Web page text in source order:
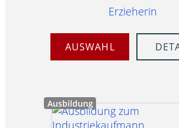
Erzieherin
AUSWAHL
Ausbildung